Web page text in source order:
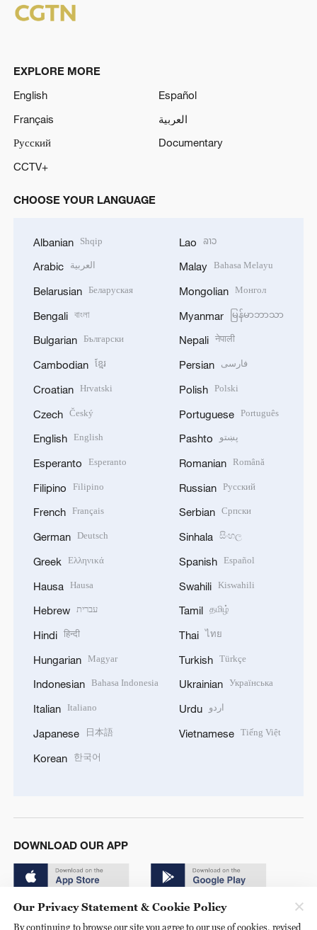
EXPLORE MORE
English
Español
Français
العربية
Русский
Documentary
CCTV+
CHOOSE YOUR LANGUAGE
Albanian Shqip
Arabic العربية
Belarusian Беларуская
Bengali বাংলা
Bulgarian Български
Cambodian ខ្មែរ
Croatian Hrvatski
Czech Český
English English
Esperanto Esperanto
Filipino Filipino
French Français
German Deutsch
Greek Ελληνικά
Hausa Hausa
Hebrew עברית
Hindi हिन्दी
Hungarian Magyar
Indonesian Bahasa Indonesia
Italian Italiano
Japanese 日本語
Korean 한국어
Lao ລາວ
Malay Bahasa Melayu
Mongolian Монгол
Myanmar မြန်မာဘာသာ
Nepali नेपाली
Persian فارسی
Polish Polski
Portuguese Português
Pashto پښتو
Romanian Română
Russian Русский
Serbian Српски
Sinhala සිංහල
Spanish Español
Swahili Kiswahili
Tamil தமிழ்
Thai ไทย
Turkish Türkçe
Ukrainian Українська
Urdu اردو
Vietnamese Tiếng Việt
DOWNLOAD OUR APP
Our Privacy Statement & Cookie Policy
By continuing to browse our site you agree to our use of cookies, revised